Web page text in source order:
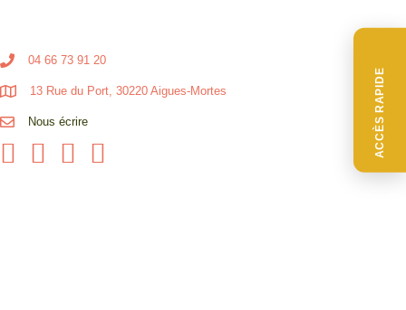
ACCÈS RAPIDE
04 66 73 91 20
13 Rue du Port, 30220 Aigues-Mortes
Nous écrire